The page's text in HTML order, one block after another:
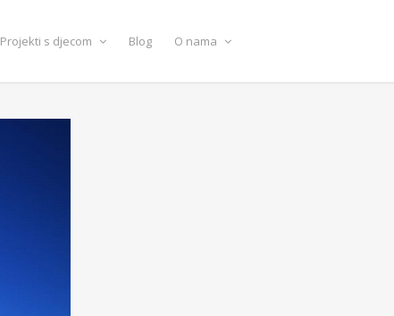
Projekti s djecom Blog O nama